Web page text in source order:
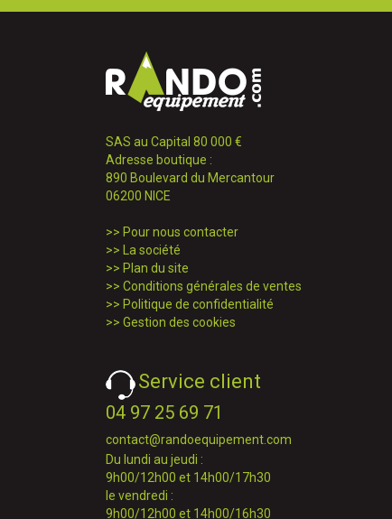
SAS au Capital 80 000 €
Adresse boutique :
890 Boulevard du Mercantour
06200 NICE
>> Pour nous contacter
>> La société
>> Plan du site
>> Conditions générales de ventes
>> Politique de confidentialité
>> Gestion des cookies
Service client
04 97 25 69 71
contact@randoequipement.com
Du lundi au jeudi :
9h00/12h00 et 14h00/17h30
le vendredi :
9h00/12h00 et 14h00/16h30